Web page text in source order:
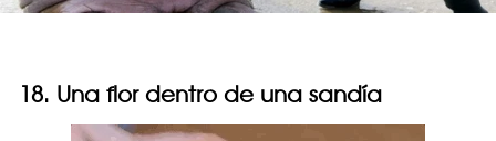
18. Una flor dentro de una sandía